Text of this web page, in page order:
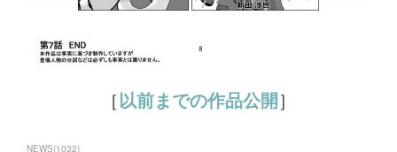
［以前までの作品公開］
NEWS(1032)